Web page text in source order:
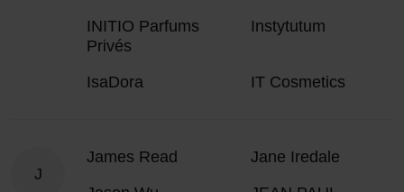
INITIO Parfums
Privés
Instytutum
IsaDora IT Cosmetics
J
James Read
Jane Iredale